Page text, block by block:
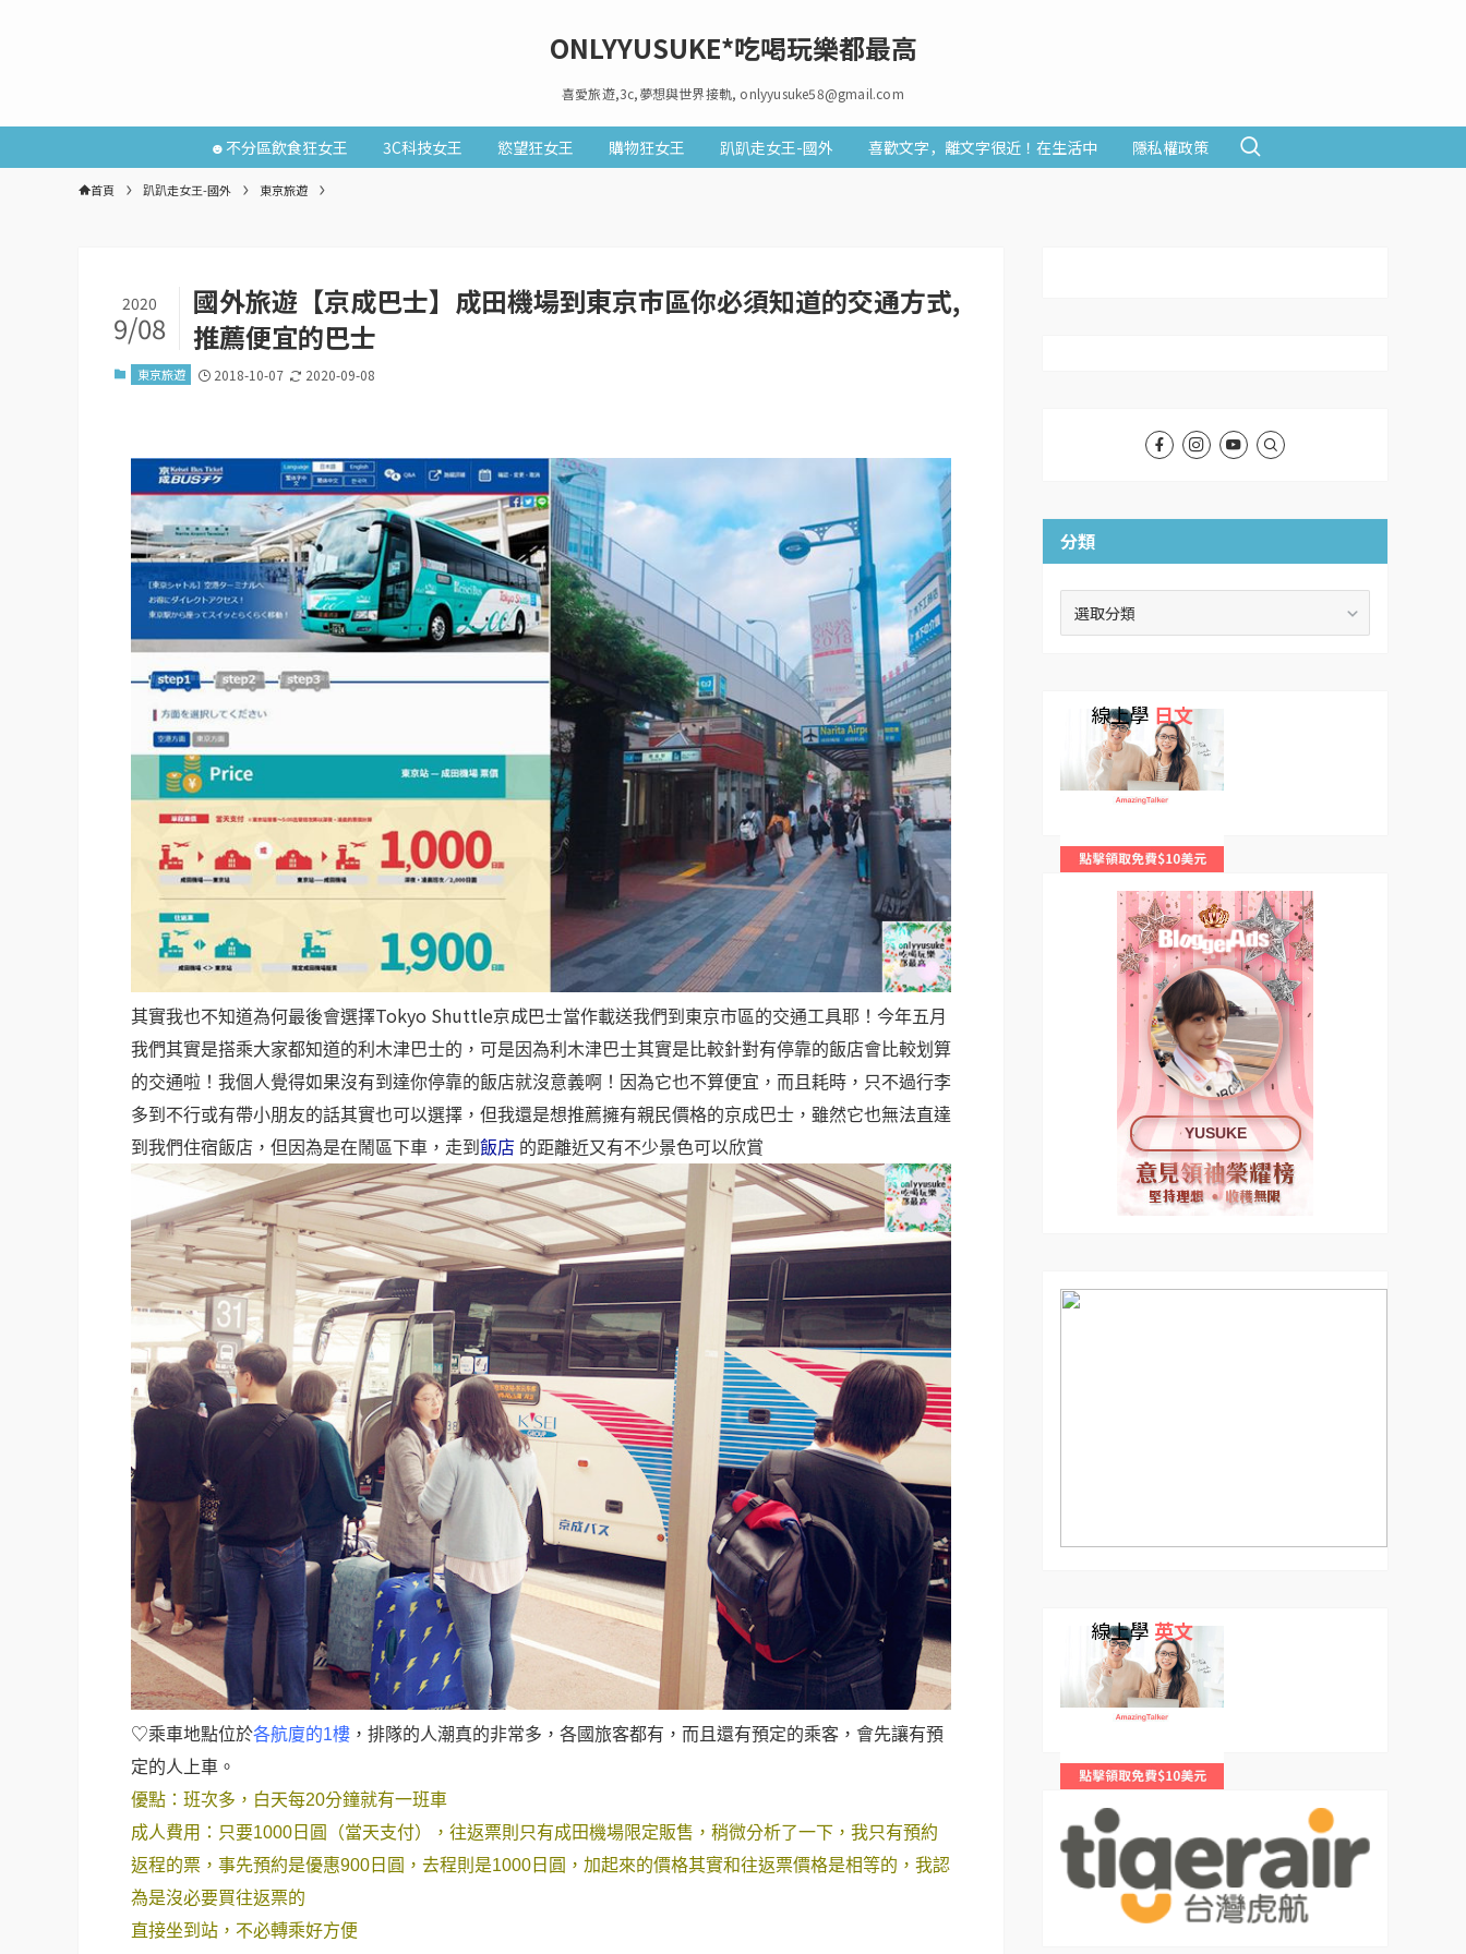
ONLYYUSUKE*吃喝玩樂都最高
喜愛旅遊,3c,夢想與世界接軌, onlyyusuke58@gmail.com
☻不分區飲食狂女王 3C科技女王 慾望狂女王 購物狂女王 趴趴走女王-國外 喜歡文字，離文字很近！在生活中 隱私權政策
首頁 趴趴走女王-國外 東京旅遊
國外旅遊【京成巴士】成田機場到東京市區你必須知道的交通方式,
推薦便宜的巴士
2020
9/08
東京旅遊 2018-10-07 2020-09-08
其實我也不知道為何最後會選擇Tokyo Shuttle京成巴士當作載送我們到東京市區的交通工具耶！今年五月
我們其實是搭乘大家都知道的利木津巴士的，可是因為利木津巴士其實是比較針對有停靠的飯店會比較划算
的交通啦！我個人覺得如果沒有到達你停靠的飯店就沒意義啊！因為它也不算便宜，而且耗時，只不過行李
多到不行或有帶小朋友的話其實也可以選擇，但我還是想推薦擁有親民價格的京成巴士，雖然它也無法直達
到我們住宿飯店，但因為是在鬧區下車，走到 飯店 的距離近又有不少景色可以欣賞
♡乘車地點位於各航廈的1樓 ，排隊的人潮真的非常多，各國旅客都有，而且還有預定的乘客，會先讓有預
定的人上車。
優點：班次多，白天每20分鐘就有一班車
成人費用：只要1000日圓（當天支付），往返票則只有成田機場限定販售，稍微分析了一下，我只有預約
返程的票，事先預約是優惠900日圓，去程則是1000日圓，加起來的價格其實和往返票價格是相等的，我認
為是沒必要買往返票的
直接坐到站，不必轉乘好方便
分類
線上學 日文
YUSUKE
線上學 英文